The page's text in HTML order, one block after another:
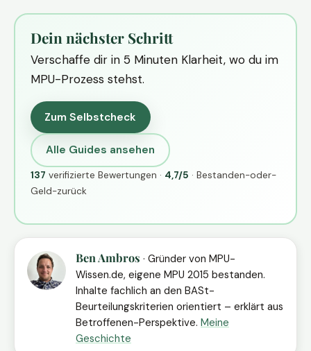
Dein nächster Schritt
Verschaffe dir in 5 Minuten Klarheit, wo du im
MPU-Prozess stehst.
Zum Selbstcheck
Alle Guides ansehen
137 verifizierte Bewertungen · 4,7/5 · Bestanden-oder-
Geld-zurück
Ben Ambros · Gründer von MPU-
Wissen.de, eigene MPU 2015 bestanden.
Inhalte fachlich an den BASt-
Beurteilungskriterien orientiert – erklärt aus
Betroffenen-Perspektive. Meine
Geschichte